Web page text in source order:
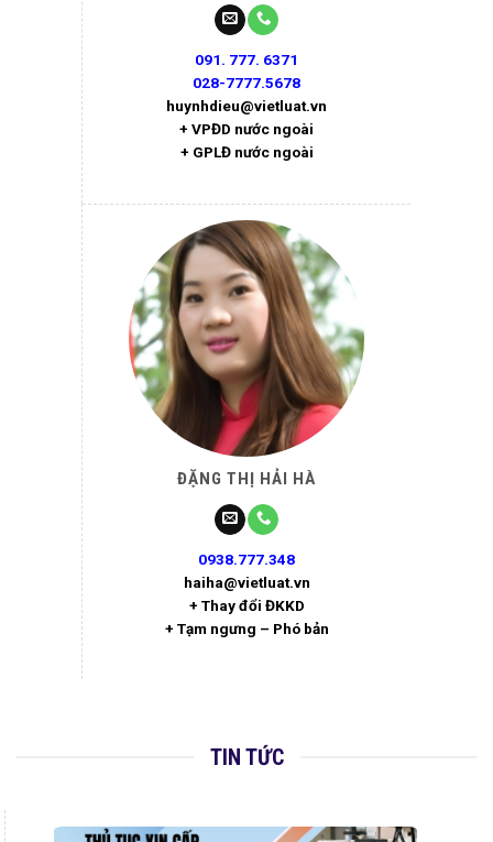
091. 777. 6371
028-7777.5678
huynhdieu@vietluat.vn
+ VPĐD nước ngoài
+ GPLĐ nước ngoài
ĐẶNG THỊ HẢI HÀ
0938.777.348
haiha@vietluat.vn
+ Thay đổi ĐKKD
+ Tạm ngưng – Phó bản
TIN TỨC